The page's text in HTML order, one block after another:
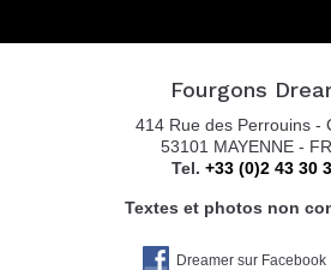
Fourgons
414 Rue des Perrouins -
53101 MAYENNE -
Tel. +33 (0)2 43 30
Textes et photos non
Dreamer sur Facebook